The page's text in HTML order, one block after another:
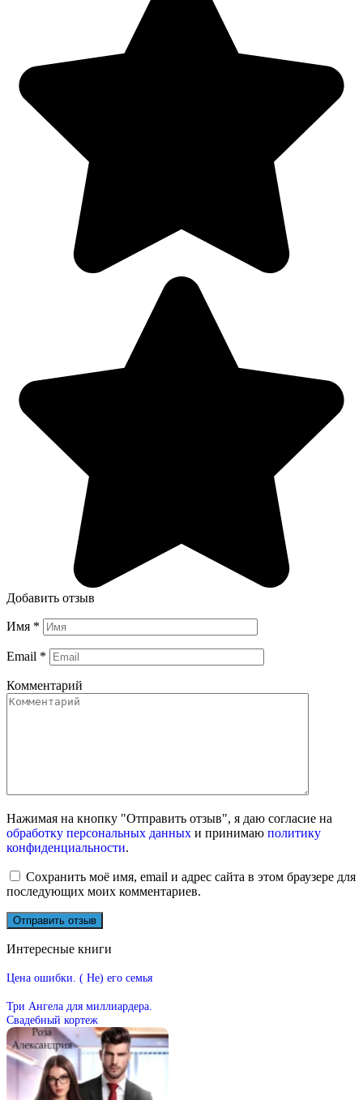
Добавить отзыв
Имя *
Email *
Комментарий
Нажимая на кнопку "Отправить отзыв", я даю согласие на
обработку персональных данных и принимаю политику
конфиденциальности.
Сохранить моё имя, email и адрес сайта в этом браузере для
последующих моих комментариев.
Интересные книги
Цена ошибки. ( Не) его семья
Три Ангела для миллиардера.
Свадебный кортеж